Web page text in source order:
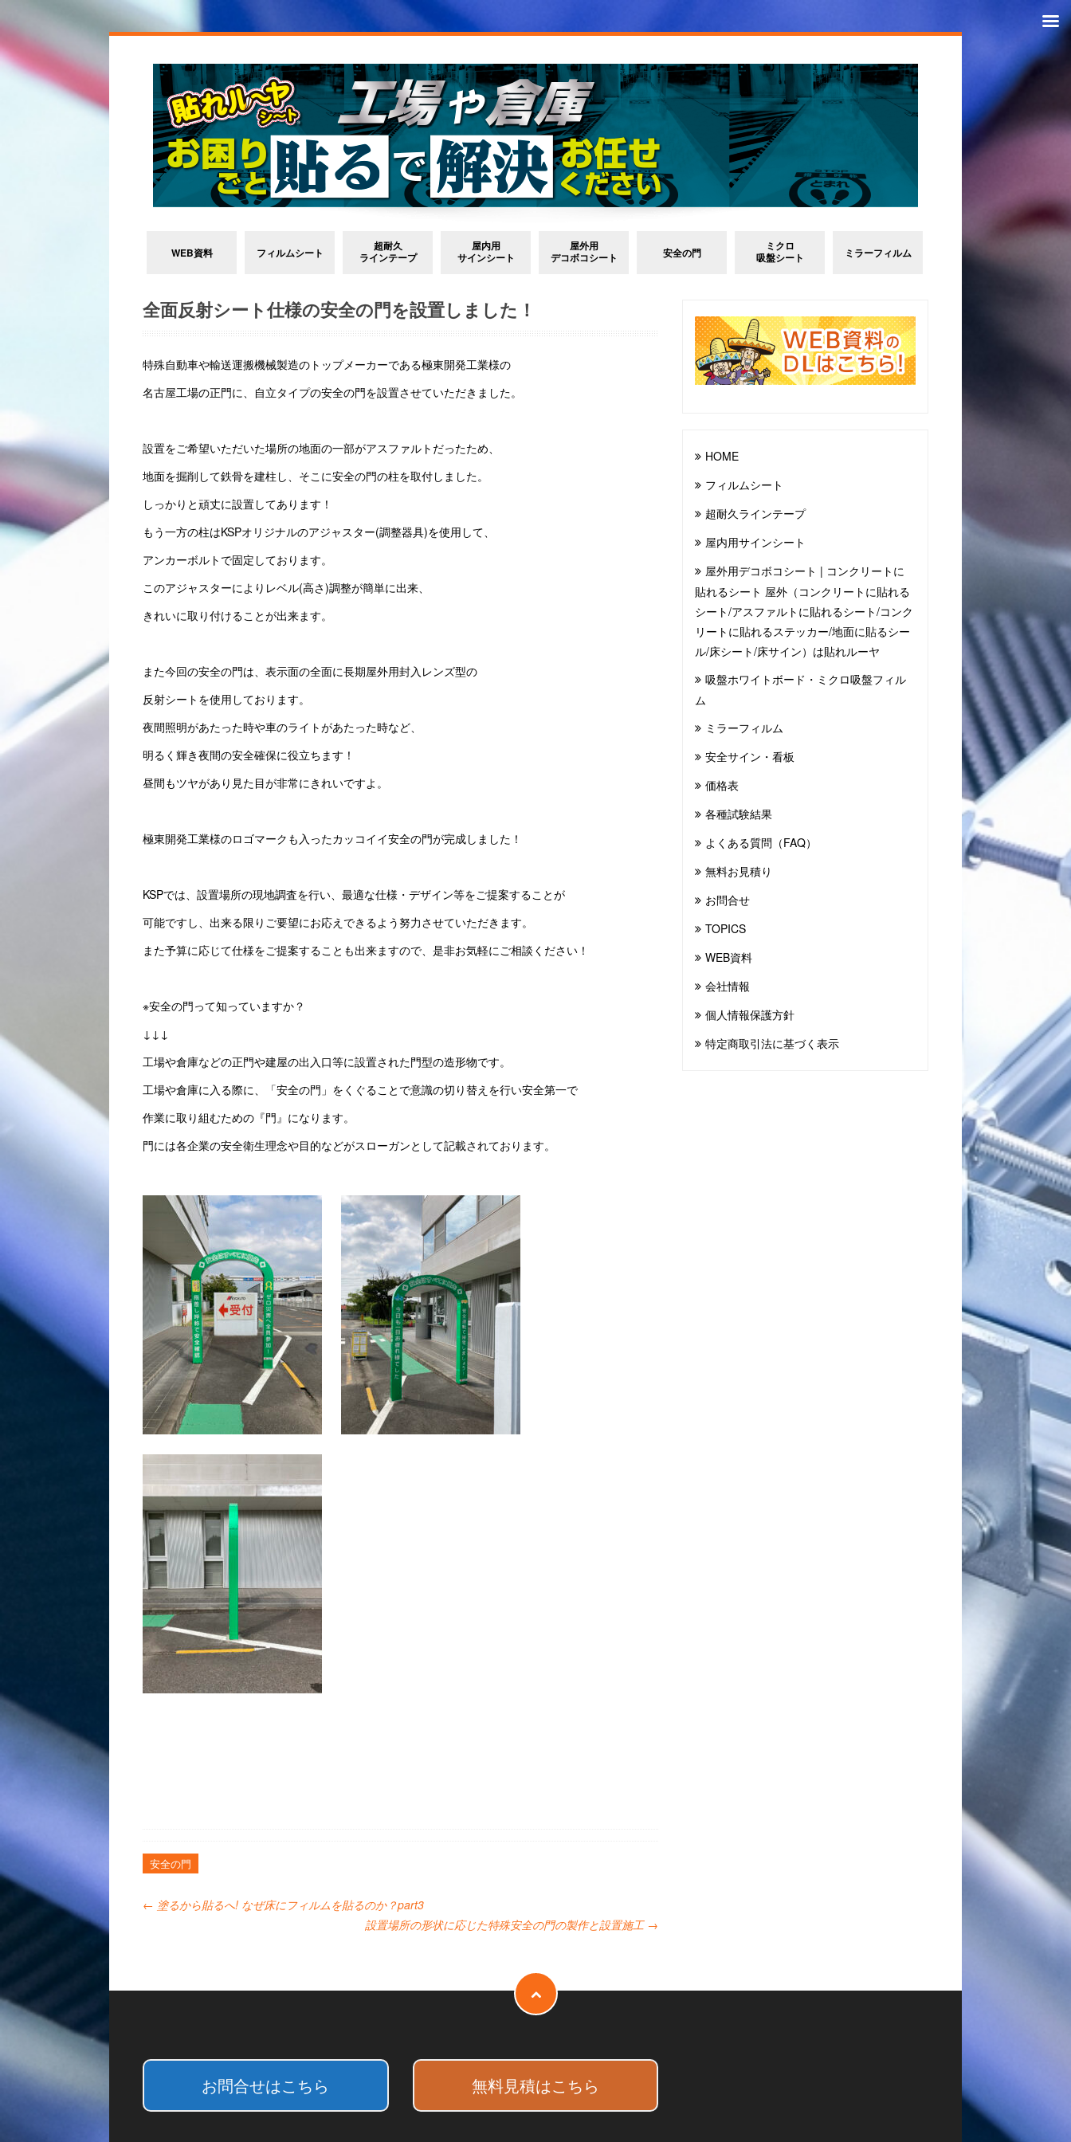
WEB資料 フィルムシート
超耐久
ラインテープ
屋内用
サインシート
屋外用
デコボコシート
安全の門
ミクロ
吸盤シート
ミラーフィルム
全面反射シート仕様の安全の門を設置しました！
特殊自動車や輸送運搬機械製造のトップメーカーである極東開発工業様の
名古屋工場の正門に、自立タイプの安全の門を設置させていただきました。
設置をご希望いただいた場所の地面の一部がアスファルトだったため、
地面を掘削して鉄骨を建柱し、そこに安全の門の柱を取付しました。
しっかりと頑丈に設置してあります！
もう一方の柱はKSPオリジナルのアジャスター(調整器具)を使用して、
アンカーボルトで固定しております。
このアジャスターによりレベル(高さ)調整が簡単に出来、
きれいに取り付けることが出来ます。
また今回の安全の門は、表示面の全面に長期屋外用封入レンズ型の
反射シートを使用しております。
夜間照明があたった時や車のライトがあたった時など、
明るく輝き夜間の安全確保に役立ちます！
昼間もツヤがあり見た目が非常にきれいですよ。
極東開発工業様のロゴマークも入ったカッコイイ安全の門が完成しました！
KSPでは、設置場所の現地調査を行い、最適な仕様・デザイン等をご提案することが
可能ですし、出来る限りご要望にお応えできるよう努力させていただきます。
また予算に応じて仕様をご提案することも出来ますので、是非お気軽にご相談ください！
※安全の門って知っていますか？
↓↓↓
工場や倉庫などの正門や建屋の出入口等に設置された門型の造形物です。
工場や倉庫に入る際に、「安全の門」をくぐることで意識の切り替えを行い安全第一で
作業に取り組むための『門』になります。
門には各企業の安全衛生理念や目的などがスローガンとして記載されております。
安全の門
← 塗るから貼るへ! なぜ床にフィルムを貼るのか？part3
設置場所の形状に応じた特殊安全の門の製作と設置施工 →
HOME
フィルムシート
超耐久ラインテープ
屋内用サインシート
屋外用デコボコシート | コンクリートに
貼れるシート 屋外（コンクリートに貼れる
シート/アスファルトに貼れるシート/コンク
リートに貼れるステッカー/地面に貼るシー
ル/床シート/床サイン）は貼れルーヤ
吸盤ホワイトボード・ミクロ吸盤フィル
ム
ミラーフィルム
安全サイン・看板
価格表
各種試験結果
よくある質問（FAQ）
無料お見積り
お問合せ
TOPICS
WEB資料
会社情報
個人情報保護方針
特定商取引法に基づく表示
お問合せはこちら 無料見積はこちら